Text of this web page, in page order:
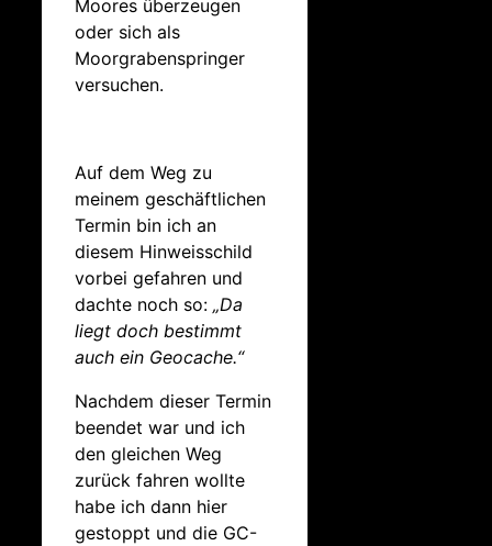
Moores überzeugen
oder sich als
Moorgrabenspringer
versuchen.
Auf dem Weg zu
meinem geschäftlichen
Termin bin ich an
diesem Hinweisschild
vorbei gefahren und
dachte noch so: „Da
liegt doch bestimmt
auch ein Geocache.“
Nachdem dieser Termin
beendet war und ich
den gleichen Weg
zurück fahren wollte
habe ich dann hier
gestoppt und die GC-